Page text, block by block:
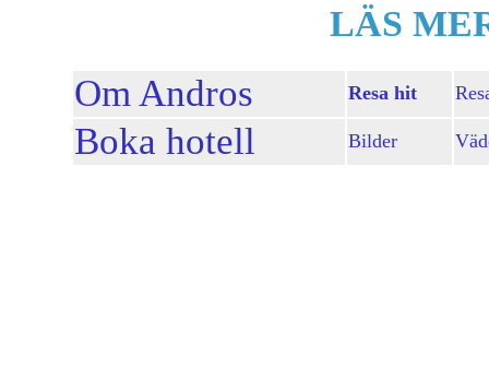
LÄS
Om Andros Resa hit
Boka hotell Bilder